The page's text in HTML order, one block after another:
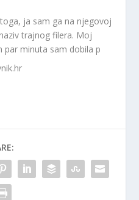
ja sam ga na njegovoj
trajnog filera. Moj
par minuta sam dobila p